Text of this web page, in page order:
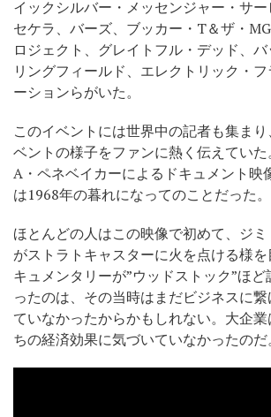
イックシルバー・メッセンジャー・サ
セケラ、バーズ、ブッカー・T＆ザ・
ロジェクト、グレイトフル・デッド、
リングフィールド、エレクトリック・
ーションらがいた。
このイベントには世界中の記者も集ま
ベントの様子をファンに熱く伝えていた
A・ペネベイカーによるドキュメント映
は1968年の暮れになってのことだった。
ほとんどの人はこの映像で初めて、ジ
がストラトキャスターに火を点ける様
キュメンタリーが”ウッドストック”ほ
ったのは、その当時はまだビジネスに
ていなかったからかもしれない。大企
ちの経済効果に気づいていなかったのだ。